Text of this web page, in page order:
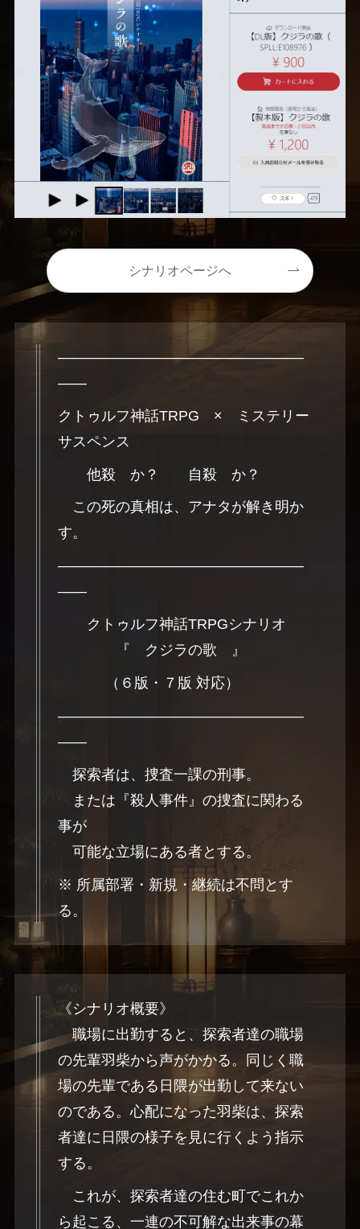
シナリオページへ
―――――――――――――――――
――
クトゥルフ神話TRPG × ミステリー
サスペンス
他殺 か？ 自殺 か？
この死の真相は、アナタが解き明か
す。
―――――――――――――――――
――
クトゥルフ神話TRPGシナリオ
『 クジラの歌 』
（６版・７版 対応）
―――――――――――――――――
――
探索者は、捜査一課の刑事。
または『殺人事件』の捜査に関わる
事が
可能な立場にある者とする。
※ 所属部署・新規・継続は不問とす
る。
《シナリオ概要》
職場に出勤すると、探索者達の職場
の先輩羽柴から声がかかる。同じく職
場の先輩である日隈が出勤して来ない
のである。心配になった羽柴は、探索
者達に日隈の様子を見に行くよう指示
する。
これが、探索者達の住む町でこれか
ら起こる、一連の不可解な出来事の幕